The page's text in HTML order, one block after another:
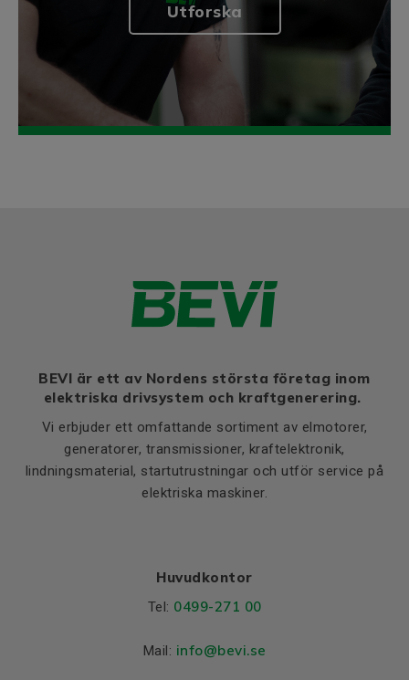
Utforska
BEVI är ett av Nordens största företag inom
elektriska drivsystem och kraftgenerering.
Vi erbjuder ett omfattande sortiment av elmotorer,
generatorer, transmissioner, kraftelektronik,
lindningsmaterial, startutrustningar och utför service på
elektriska maskiner.
Huvudkontor
Tel: 0499-271 00
Mail: info@bevi.se